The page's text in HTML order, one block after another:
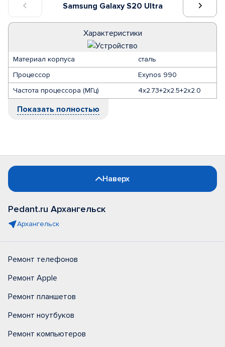
Samsung Galaxy S20 Ultra
Характеристики
Материал корпуса
сталь
Процессор
Exynos 990
Частота процессора (МГц)
4х2.73+2х2.5+2х2.0
Показать полностью
Наверх
Pedant.ru Архангельск
Архангельск
Ремонт телефонов
Ремонт Apple
Ремонт планшетов
Ремонт ноутбуков
Ремонт компьютеров